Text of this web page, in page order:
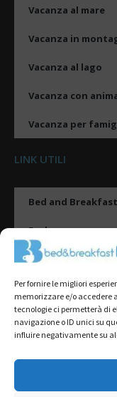
Per fornire le migliori
memorizzare e/o accedere
tecnologie ci permetterà di
navigazione o ID unici su
influire negativamente su
Vacanza al mare
Vacanza in
Vacanza al lago
Vacanza con
Vacanza per
LINK UTILI
Bed and Breakfast
Esplora
Tipologie di
Destinazioni
Il mio account